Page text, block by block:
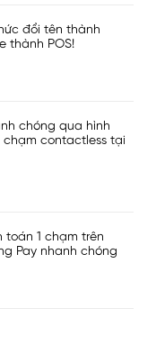
đổi tên thành
thành POS!
chóng qua hình
contactless tại
1 chạm trên
Pay nhanh chóng